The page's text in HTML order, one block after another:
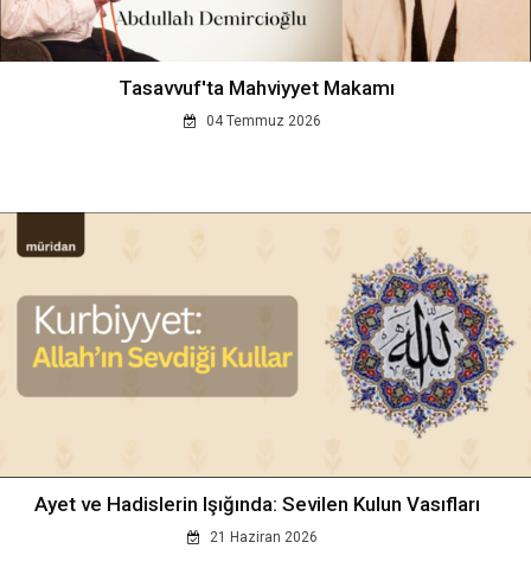
Tasavvuf'ta Mahviyyet Makamı
04 Temmuz 2026
Ayet ve Hadislerin Işığında: Sevilen Kulun Vasıfları
21 Haziran 2026